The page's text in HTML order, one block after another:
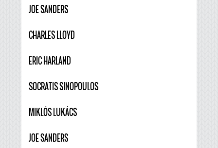
JOE SANDERS
CHARLES LLOYD
ERIC HARLAND
SOCRATIS SINOPOULOS
MIKLÓS LUKÁCS
JOE SANDERS